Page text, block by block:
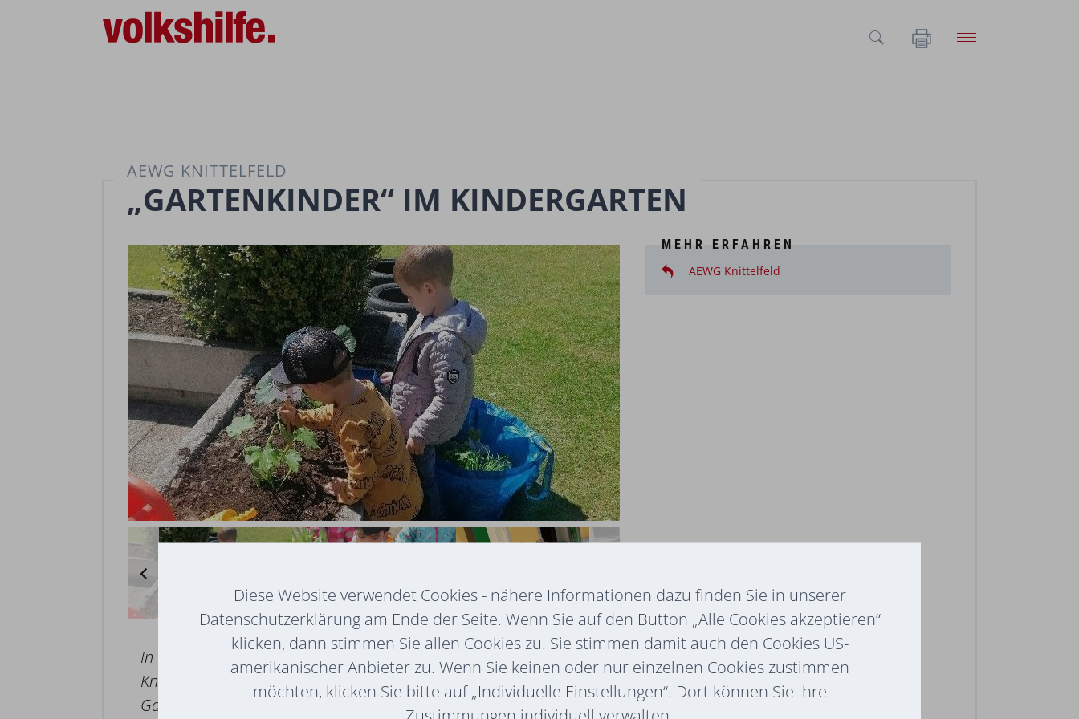
AEWG KNITTELFELD
„GARTENKINDER“ IM KINDERGARTEN
In der Alterserweiterten Gruppe „Gemeinsam Hand in Hand“ in
Knittelfeld wurden die ersten Frühlingstage richtig gut genutzt: Der
Garten wurde neu gestaltet, umgebaut und hält in der nächsten Zeit
MEHR ERFAHREN
AEWG Knittelfeld
Diese Website verwendet Cookies - nähere Informationen dazu finden Sie in unserer
Datenschutzerklärung am Ende der Seite. Wenn Sie auf den Button „Alle Cookies akzeptieren“
klicken, dann stimmen Sie allen Cookies zu. Sie stimmen damit auch den Cookies US-
amerikanischer Anbieter zu. Wenn Sie keinen oder nur einzelnen Cookies zustimmen
möchten, klicken Sie bitte auf „Individuelle Einstellungen“. Dort können Sie Ihre